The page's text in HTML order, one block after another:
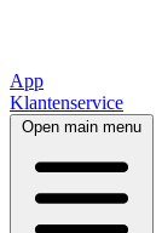
App
Klantenservice
Open main menu